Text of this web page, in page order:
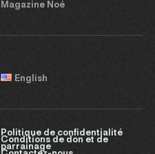
Magazine Noé
English
Politique de confidentialité
Conditions de don et de
parrainage